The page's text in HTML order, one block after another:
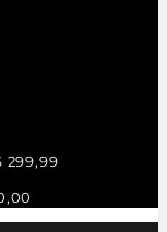
299,99